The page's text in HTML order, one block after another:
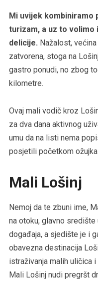
Mi uvijek kombiniramo
turizam, a uz to
delicije. Nažalost,
zatvorena, stoga na
gastro ponudi, no zbog
kilometre.
Ovaj mali vodič kroz
za dva dana aktivnog
umu da na listi nema
posjetili početkom
Mali Lošinj
Nemoj da te zbuni ime,
na otoku, glavno
događaja, a sjedište je i
obavezna destinacija
istraživanja malih uličica
Mali Lošinj nudi pregršt